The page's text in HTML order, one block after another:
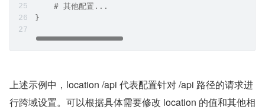
    # 其他配置...
}
上述示例中，location /api 代表配置针对 /api 路径的请求进
行跨域设置。可以根据具体需要修改 location 的值和其他相